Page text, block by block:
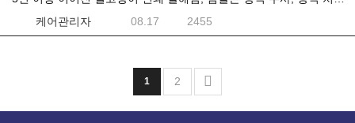
케어관리자
08.17 2455
1 2